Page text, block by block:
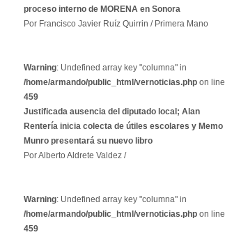
proceso interno de MORENA en Sonora
Por Francisco Javier Ruíz Quirrin / Primera Mano
Warning: Undefined array key "columna" in
/home/armando/public_html/vernoticias.php on line
459
Justificada ausencia del diputado local; Alan
Rentería inicia colecta de útiles escolares y Memo
Munro presentará su nuevo libro
Por Alberto Aldrete Valdez /
Warning: Undefined array key "columna" in
/home/armando/public_html/vernoticias.php on line
459